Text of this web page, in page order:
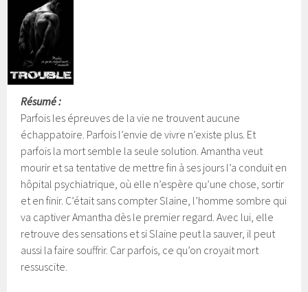
Résumé :
Parfois les épreuves de la vie ne trouvent aucune
échappatoire. Parfois l’envie de vivre n’existe plus. Et
parfois la mort semble la seule solution. Amantha veut
mourir et sa tentative de mettre fin à ses jours l’a conduit en
hôpital psychiatrique, où elle n’espère qu’une chose, sortir
et en finir. C’était sans compter Slaine, l’homme sombre qui
va captiver Amantha dès le premier regard. Avec lui, elle
retrouve des sensations et si Slaine peut la sauver, il peut
aussi la faire souffrir. Car parfois, ce qu’on croyait mort
ressuscite.